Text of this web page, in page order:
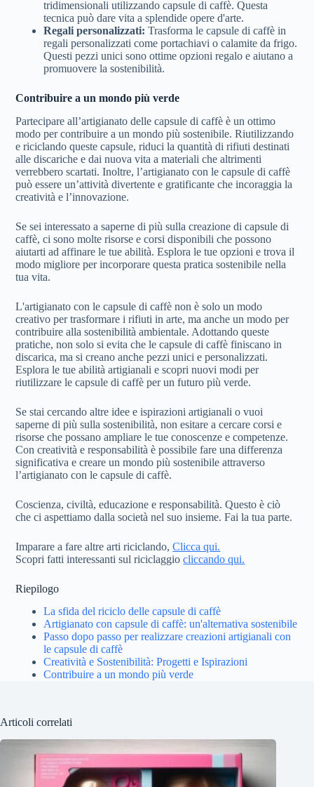
tridimensionali utilizzando capsule di caffè. Questa
tecnica può dare vita a splendide opere d'arte.
Regali personalizzati: Trasforma le capsule di caffè in
regali personalizzati come portachiavi o calamite da frigo.
Questi pezzi unici sono ottime opzioni regalo e aiutano a
promuovere la sostenibilità.
Contribuire a un mondo più verde
Partecipare all’artigianato delle capsule di caffè è un ottimo
modo per contribuire a un mondo più sostenibile. Riutilizzando
e riciclando queste capsule, riduci la quantità di rifiuti destinati
alle discariche e dai nuova vita a materiali che altrimenti
verrebbero scartati. Inoltre, l’artigianato con le capsule di caffè
può essere un’attività divertente e gratificante che incoraggia la
creatività e l’innovazione.
Se sei interessato a saperne di più sulla creazione di capsule di
caffè, ci sono molte risorse e corsi disponibili che possono
aiutarti ad affinare le tue abilità. Esplora le tue opzioni e trova il
modo migliore per incorporare questa pratica sostenibile nella
tua vita.
L'artigianato con le capsule di caffè non è solo un modo
creativo per trasformare i rifiuti in arte, ma anche un modo per
contribuire alla sostenibilità ambientale. Adottando queste
pratiche, non solo si evita che le capsule di caffè finiscano in
discarica, ma si creano anche pezzi unici e personalizzati.
Esplora le tue abilità artigianali e scopri nuovi modi per
riutilizzare le capsule di caffè per un futuro più verde.
Se stai cercando altre idee e ispirazioni artigianali o vuoi
saperne di più sulla sostenibilità, non esitare a cercare corsi e
risorse che possano ampliare le tue conoscenze e competenze.
Con creatività e responsabilità è possibile fare una differenza
significativa e creare un mondo più sostenibile attraverso
l’artigianato con le capsule di caffè.
Coscienza, civiltà, educazione e responsabilità. Questo è ciò
che ci aspettiamo dalla società nel suo insieme. Fai la tua parte.
Imparare a fare altre arti riciclando,Clicca qui.
Scopri fatti interessanti sul riciclaggiocliccando qui.
Riepilogo
La sfida del riciclo delle capsule di caffè
Artigianato con capsule di caffè: un'alternativa sostenibile
Passo dopo passo per realizzare creazioni artigianali con
le capsule di caffè
Creatività e Sostenibilità: Progetti e Ispirazioni
Contribuire a un mondo più verde
Articoli correlati